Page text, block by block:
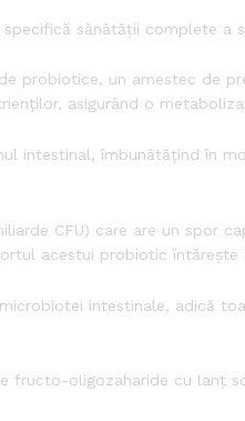
sănătății complete a
probiotice, un amestec de
asigurând o
intestinal, îmbunătățind în
CFU) care are un spor
acestui probiotic întărește
intestinale, adică
fructo-oligozaharide cu lanț